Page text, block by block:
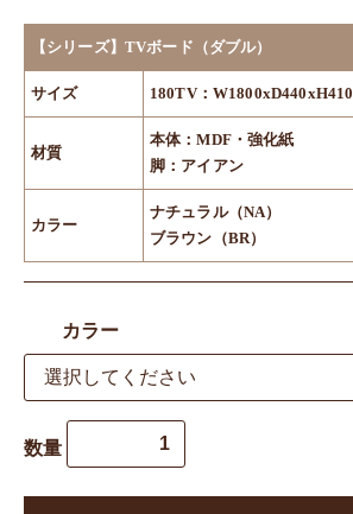
【シリーズ】TVボード（ダブル）
サイズ 180TV：W1800xD440xH410
材質
本体：MDF・強化紙
脚：アイアン
カラー
ナチュラル（NA）
ブラウン（BR）
カラー
数量